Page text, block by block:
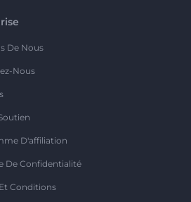
De Nous
Nous
D'affiliation
De Confidentialité
Conditions